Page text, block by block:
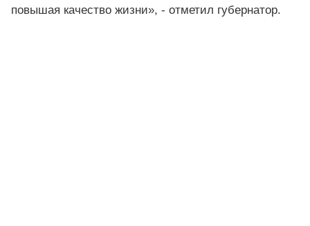
повышая качество жизни», - отметил губернатор.